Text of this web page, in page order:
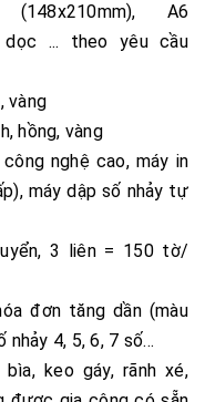
A6
dọc ... theo yêu cầu
vàng
hồng, vàng
nghệ cao, máy in
máy dập số nhảy tự
3 liên = 150 tờ/
đơn tăng dần (màu
4, 5, 6, 7 số…
keo gáy, rãnh xé,